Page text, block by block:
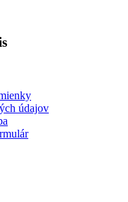
údajov